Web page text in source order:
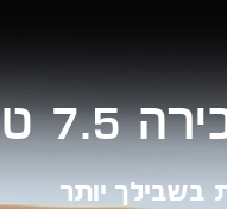
של
בשבילך יותר